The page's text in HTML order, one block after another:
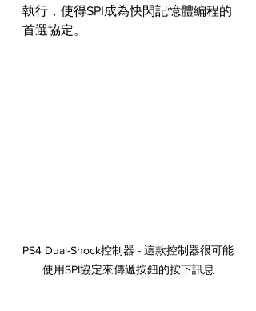
執行，使得SPI成為快閃記憶體編程的
首選協定。
PS4 Dual-Shock控制器 - 這款控制器很可能
使用SPI協定來傳遞按鈕的按下訊息